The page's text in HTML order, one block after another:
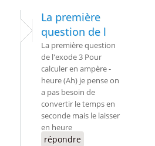
La première
question de l
La première question
de l'exode 3 Pour
calculer en ampère -
heure (Ah) je pense on
a pas besoin de
convertir le temps en
seconde mais le laisser
en heure
répondre